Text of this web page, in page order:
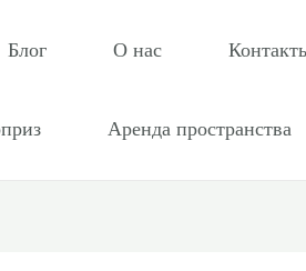
Блог О нас
Аренда пространства